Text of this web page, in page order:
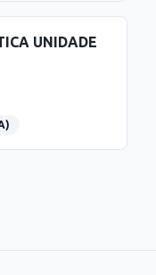
UNIDADE